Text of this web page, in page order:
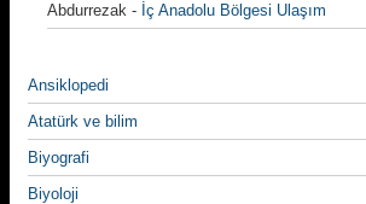
Abdurrezak - İç Anadolu Bölgesi Ulaşım
Ansiklopedi
Atatürk ve bilim
Biyografi
Biyoloji